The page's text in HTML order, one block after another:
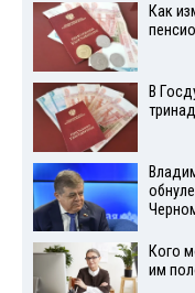
Как
В
Кого
им